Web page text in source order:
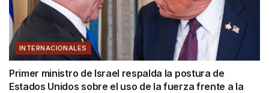
INTERNACIONALES
Primer ministro de Israel respalda la postura de
Estados Unidos sobre el uso de la fuerza frente a la